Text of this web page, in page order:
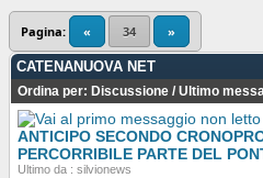
Pagina: « 34 »
CATENANUOVA NET
Ordina per: Discussione / Ultimo
ANTICIPO SECONDO
PERCORRIBILE PARTE DEL
Ultimo da : silvionews